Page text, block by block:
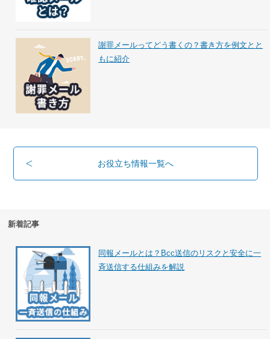
謝罪メールってどう書くの？書き方を例文とと
もに紹介
お役立ち情報一覧へ
新着記事
同報メールとは？Bcc送信のリスクと安全に一
斉送信する仕組みを解説